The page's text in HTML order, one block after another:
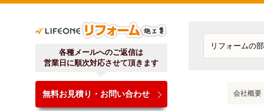
各種メールへのご返信は
営業日に順次対応させて頂きます
無料お見積り・お問い合わせ 会社概要